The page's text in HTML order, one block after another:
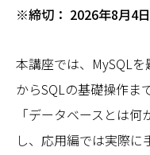
※締切： 2026年8月4
本講座では、MySQL
からSQLの基礎操作ま
「データベースとは
し、応用編では実際に